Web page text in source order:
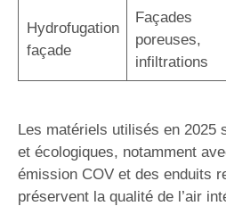
Hydrofugation
façade
Façades
poreuses,
infiltrations
Les matériels utilisés en 2025
et écologiques, notamment
émission COV et des enduits
préservent la qualité de l’air